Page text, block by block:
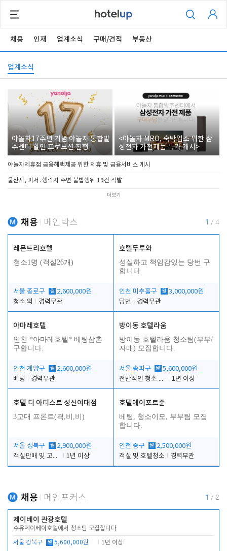
채용 인재 업계소식 구매/견적 부동산
업계소식
야놀자17주년 기념 야놀자 통합발
주센터 할인 프로모션 진행
<야놀자 MRO, 숙박업소 위한 삼
성전자 가전제품 특가 개시>
야놀자제휴점 금융혜택제공 위한 제휴 및 금융서비스 게시
울산시, 피서․행락지 주변 불법행위 19건 적발
더보기
채용 메인박스 1 / 4
레몬트리호텔
청소1명 (객실26개)
서울 종로구 월 2,600,000원
청소 외
경력무관
호텔두루와
성실하고 책임감있는 당번 구
합니다.
인천 미추홀구 월 3,000,000원
당번
경력무관
아마레호텔
인천 *아마레호텔* 베팅삼촌
구합니다.
인천 계양구 월 2,600,000원
베팅
경력무관
방이동 호텔라움
방이동 호텔라움 청소팀(부부/
자매) 모집합니다.
서울 송파구 월 5,600,000원
전반적인 청소 업무(객실청소.객실정리)
1년 이상
호텔 디 아티스트 성신여대점
3교대 프론트(격,비,비)
서울 성북구 월 2,900,000원
객실판매 및 고객응대
1년 이상
호텔에어포트준
베팅, 청소이모, 부부팀 모집
합니다.
인천 중구 월 2,500,000원
객실 및 호텔청소
경력무관
채용 메인포커스 1 / 2
제이베이 관광호텔
수유제이베이호텔에서 청소팀 모집합니다
서울 강북구 월 5,600,000원 1년 이상